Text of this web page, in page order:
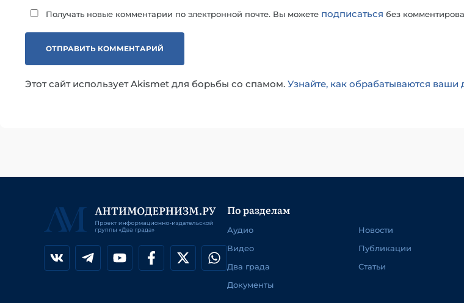
Получать новые комментарии по электронной почте. Вы можете подписаться без
Этот сайт использует Akismet для борьбы со спамом. Узнайте, как обрабатываются
По разделам
Аудио
Видео
Два града
Документы
Новости
Публикации
Статьи